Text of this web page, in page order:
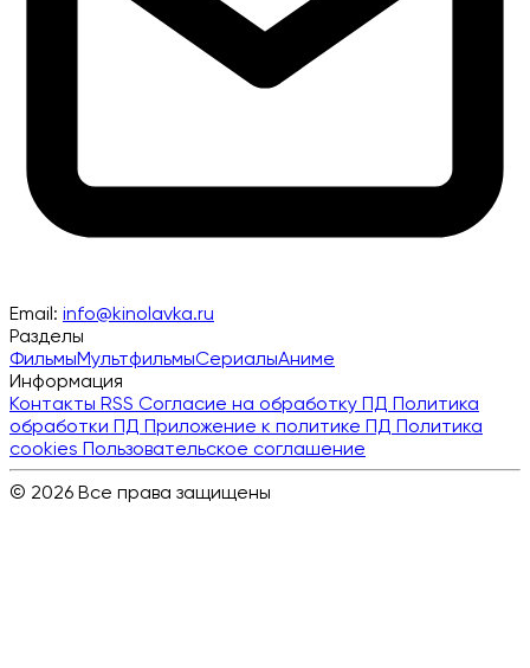
Email: info@kinolavka.ru
Разделы
ФильмыМультфильмыСериалыАниме
Информация
Контакты RSS Согласие на обработку ПД Политика
обработки ПД Приложение к политике ПД Политика
cookies Пользовательское соглашение
© 2026 Все права защищены